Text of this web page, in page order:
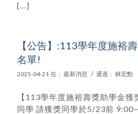
[…]
【公告】:113學年度施裕
名單!
2025-04-21 在： 最新消息 / 通過： 林宏勳
【113學年度施裕壽獎助學金獲
同學 請獲獎同學於5/23前